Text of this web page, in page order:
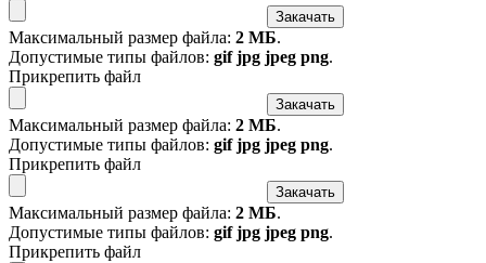
Максимальный размер файла: 2 МБ.
Допустимые типы файлов: gif jpg jpeg png.
Прикрепить файл
Максимальный размер файла: 2 МБ.
Допустимые типы файлов: gif jpg jpeg png.
Прикрепить файл
Максимальный размер файла: 2 МБ.
Допустимые типы файлов: gif jpg jpeg png.
Прикрепить файл